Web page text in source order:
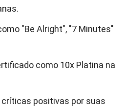
"Be Alright", "7 Minutes"
como 10x Platina na
críticas positivas por suas